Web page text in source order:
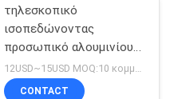
τηλεσκοπικό
ισοπεδώνοντας
προσωπικό αλουμινίου
5m
12USD~15USD MOQ:10 κομμάτια
CONTACT